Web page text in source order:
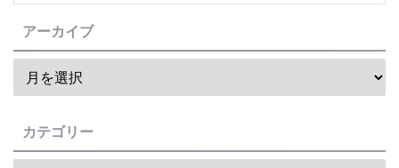
アーカイブ
カテゴリー